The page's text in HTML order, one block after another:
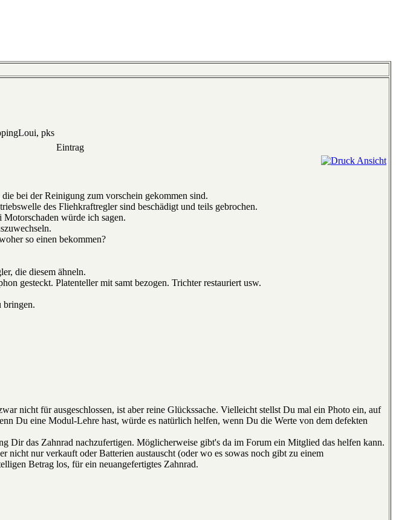
pks
Eintrag
bei der Reinigung zum vorschein gekommen sind.
des Fliehkraftregler sind beschädigt und teils gebrochen.
würde ich sagen.
so einen bekommen?
die diesem ähneln.
gesteckt. Platenteller mit samt bezogen. Trichter restauriert usw.
bringen.
nicht für ausgeschlossen, ist aber reine Glückssache. Vielleicht stellst Du mal ein Photo ein, auf
Du eine Modul-Lehre hast, würde es natürlich helfen, wenn Du die Werte von dem defekten
Dir das Zahnrad nachzufertigen. Möglicherweise gibt's da im Forum ein Mitglied das helfen kann.
nicht nur verkauft oder Batterien austauscht (oder wo es sowas noch gibt zu einem
Betrag los, für ein neuangefertigtes Zahnrad.